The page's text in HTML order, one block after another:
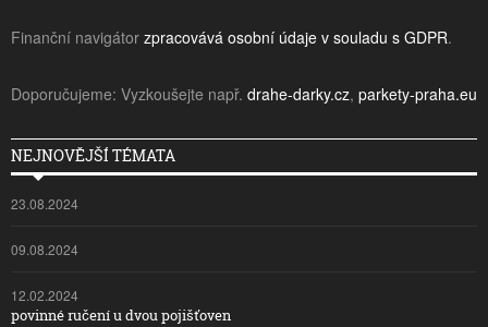
Finanční navigátor zpracovává osobní údaje v souladu s GDPR.
Doporučujeme: Vyzkoušejte např. drahe-darky.cz, parkety-praha.eu
NEJNOVĚJŠÍ TÉMATA
23.08.2024
09.08.2024
12.02.2024
povinné ručení u dvou pojišťoven